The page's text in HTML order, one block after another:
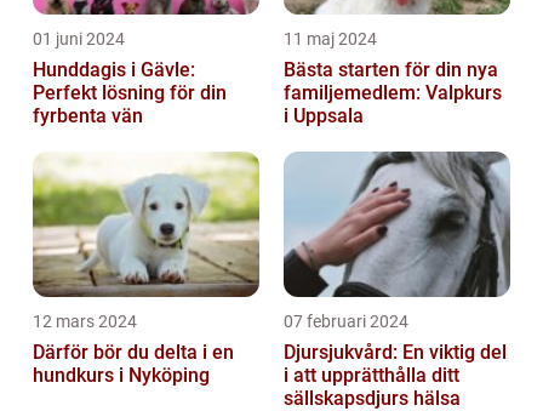
01 juni 2024
Hunddagis i Gävle:
Perfekt lösning för din
fyrbenta vän
11 maj 2024
Bästa starten för din nya
familjemedlem: Valpkurs
i Uppsala
12 mars 2024
Därför bör du delta i en
hundkurs i Nyköping
07 februari 2024
Djursjukvård: En viktig del
i att upprätthålla ditt
sällskapsdjurs hälsa